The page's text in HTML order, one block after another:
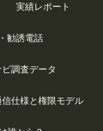
実績レポート
勧誘電話
調査データ
仕様と権限モデル